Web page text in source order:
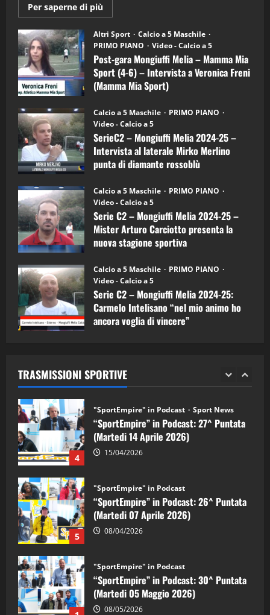
Per saperne di più
informazioni
Post-
gara
Mongiuffi
Melia
–
Mamma
Mia
Sport
6)
–
Intervista
a
mister
Arturo
Carciotto
(Mongiuffi
Altri Sport
Calcio a 5 Maschile
PRIMO PIANO
Video - Calcio a 5
Post-gara Mongiuffi Melia – Mamma Mia
Sport (4-6) – Intervista a Veronica Freni
(Mamma Mia Sport)
Calcio a 5 Maschile
PRIMO PIANO
Video - Calcio a 5
SerieC2 – Mongiuffi Melia 2024-25 –
Intervista al laterale Mirko Merlino
punta di diamante rossoblù
Calcio a 5 Maschile
PRIMO PIANO
Video - Calcio a 5
Serie C2 – Mongiuffi Melia 2024-25 –
Mister Arturo Carciotto presenta la
nuova stagione sportiva
Calcio a 5 Maschile
PRIMO PIANO
Video - Calcio a 5
Serie C2 – Mongiuffi Melia 2024-25:
Carmelo Intelisano “nel mio animo ho
ancora voglia di vincere”
TRASMISSIONI SPORTIVE
5
"SportEmpire" in Podcast
“SportEmpire” in Podcast: 26^ Puntata
(Martedi 07 Aprile 2026)
08/04/2026
1
“SportEmpire” in Podcast: 30^ Puntata
(Martedi 05 Maggio 2026)
08/05/2026
2
“SportEmpire” in Podcast: 29^ Puntata
(Martedi 28 Aprile 2026)
28/04/2026
3
“SportEmpire” in Podcast: 28^ Puntata
(Martedi 21 Aprile 2026)
21/04/2026
4 15/04/2026
5
"SportEmpire" in Podcast
“SportEmpire” in Podcast: 26^ Puntata
(Martedi 07 Aprile 2026)
08/04/2026
1
"SportEmpire" in Podcast
“SportEmpire” in Podcast: 30^ Puntata
(Martedi 05 Maggio 2026)
08/05/2026
"SportEmpire" in Podcast
“SportEmpire” in Podcast: 29^ Puntata
(Martedi 28 Aprile 2026)
28/04/2026